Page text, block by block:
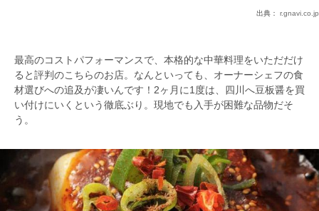
出典： r.gnavi.co.jp
最高のコストパフォーマンスで、本格的な中華料理をいただだけ
ると評判のこちらのお店。なんといっても、オーナーシェフの食
材選びへの追及が凄いんです！2ヶ月に1度は、四川へ豆板醤を買
い付けにいくという徹底ぶり。現地でも入手が困難な品物だそ
う。